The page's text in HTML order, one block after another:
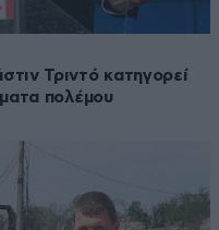
Τριντό κατηγορεί
πολέμου